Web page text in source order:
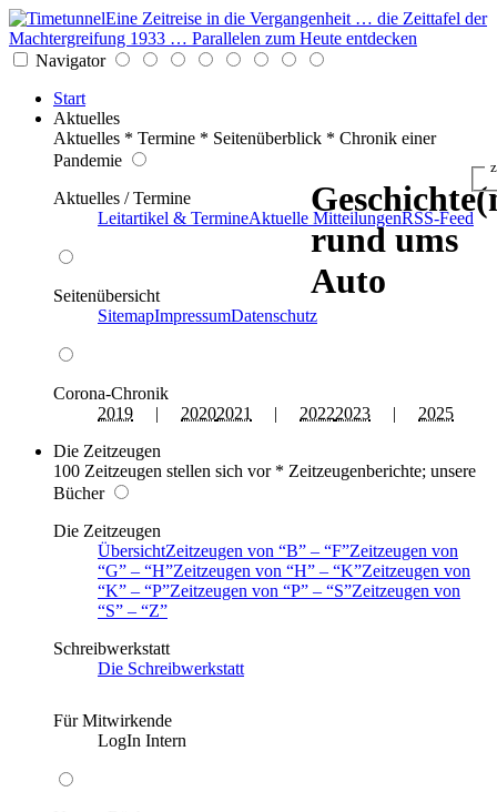
Eine Zeitreise in die Vergangenheit … die Zeittafel der
Machtergreifung 1933 … Parallelen zum Heute entdecken
Navigator
Start
Aktuelles
Aktuelles * Termine * Seitenüberblick * Chronik einer
Pandemie
Aktuelles / Termine
Leitartikel & TermineAktuelle MitteilungenRSS-Feed
Seitenübersicht
SitemapImpressumDatenschutz
Corona-Chronik
2019 | 20202021 | 20222023 | 2025
Die Zeitzeugen
100 Zeitzeugen stellen sich vor * Zeitzeugenberichte; unsere
Bücher
Die Zeitzeugen
ÜbersichtZeitzeugen von B – F Zeitzeugen von
G
– H Zeitzeugen von H – K Zeitzeugen von
K
– P Zeitzeugen von P – S Zeitzeugen von
S
–
Z
Schreibwerkstatt
Die Schreibwerkstatt
Für Mitwirkende
LogIn Intern
rund ums
Auto